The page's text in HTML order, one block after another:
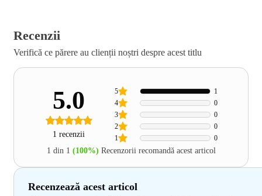
Recenzii
Verifică ce părere au clienții noștri despre acest titlu
5.0
1 recenzii 1 0
2 0
3 0
4 0
5 1
1 din 1 (100%) Recenzorii recomandă acest articol
Recenzează acest articol